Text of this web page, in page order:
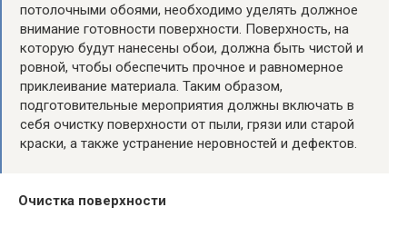
потолочными обоями, необходимо уделять должное
внимание готовности поверхности. Поверхность, на
которую будут нанесены обои, должна быть чистой и
ровной, чтобы обеспечить прочное и равномерное
приклеивание материала. Таким образом,
подготовительные мероприятия должны включать в
себя очистку поверхности от пыли, грязи или старой
краски, а также устранение неровностей и дефектов.
Очистка поверхности